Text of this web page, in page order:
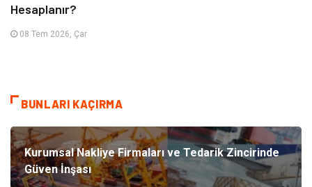
Hesaplanır?
08 Tem 2026, Çar
BUNLARI KAÇIRMA
Kurumsal Nakliye Firmaları ve Tedarik Zincirinde
Güven İnşası